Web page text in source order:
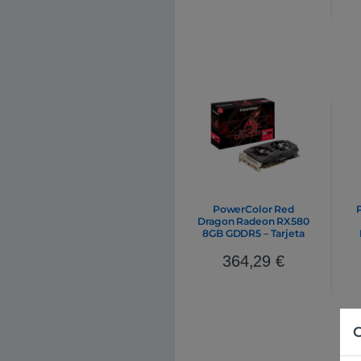
PowerColor Red
Dragon Radeon RX580
8GB GDDR5 – Tarjeta
364,29 €